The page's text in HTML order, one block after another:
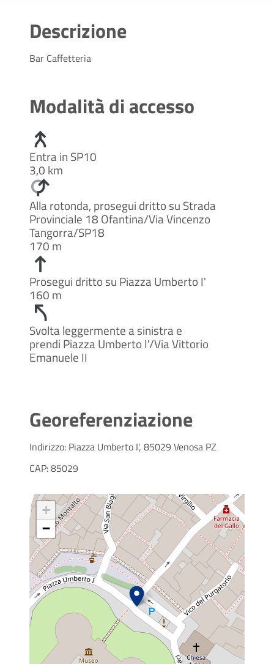
Descrizione
Bar Caffetteria
Modalità di accesso
Entra in SP10
3,0 km
Alla rotonda, prosegui dritto su Strada
Provinciale 18 Ofantina/Via Vincenzo
Tangorra/SP18
170 m
Prosegui dritto su Piazza Umberto I'
160 m
Svolta leggermente a sinistra e
prendi Piazza Umberto I'/Via Vittorio
Emanuele II
Georeferenziazione
Indirizzo: Piazza Umberto I', 85029 Venosa PZ
CAP: 85029
+
−